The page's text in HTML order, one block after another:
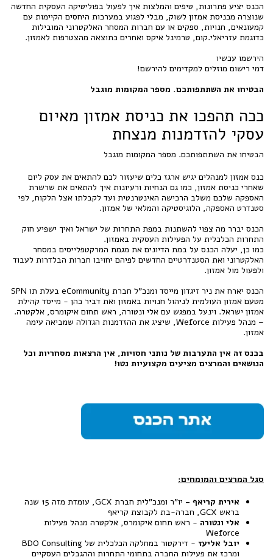
הכנס יציע פתרונות, טיפים והמלצות איך לפעול בפוליטיקה העסקית החדשה
שנוצרה מכניסת אמזון לשוק, מבלי לפגוע במערכות היחסים הקיימות עם
קמעונאים, חנויות, ספקים או עם חברות המסחר האלקטרוני המובילות
כדוגמת עזריאלי.קום, טרמינל איקס ואחרים כתוצאה מהצטרפות לאמזון.
הירשמו עכשיו
דמי רישום מוזלים למקדימים להירשם!
הבטיחו את השתתפותכם. מספר המקומות מוגבל
ככה תהפכו את כניסת אמזון מאיום
עסקי להזדמנות מנצחת
הבטיחו את השתתפותכם. מספר המקומות מוגבל
כנס אמזון למנהלים יגיש ארגז כלים שיעזור לכם להתאים את עסק ליום
שאחרי כניסת אמזון, כמו גם הנחיות ורעיונות איך להתאים את שרשרת
האספקה שלכם משלב הרכישה האינטרנטית ועד לקבלתו אצל הלקוח, לפי
סטנדרט האספקה, הלוגיסטיקה והמלאי של אמזון.
הכנס יברר מה צפוי להשתנות במפת התחרות של ישראל ואיך ישפיע חוק
התחרות הכלכלית על הפעילות העסקית באמזון.
כמו כן, יעלה הכנס על במת הדיונים את מגמת המרקטפלייסים במסחר
האלקטרוני ואת הסטנדרטיים החדשים לפיהם יחויבו חברות הבלדרות לעבוד
ולפעול מול אמזון.
הכנס יארח את ניר זיגדון מייסד ומנכ"ל חברת eCommunity בעלת תו SPN
מטעם אמזון העולמית לניהול חנויות באמזון ואת דביר כהן - מייסד קהילת
אמזון ישראל. וינעל במפגש עם אלי ונטורה, ראש תחום איקומרס, אלקטרה.
– מנהל פעילות Weforce, שיציג את ההזדמנות הגדולה שמביאה עימה
אמזון.
בכנס זה אין התערבות של נותני חסויות, אין הרצאות מסחריות וכל
הנושאים והמרצים מציעים מקצועיות נטו!
סגל המרצים והמומחים:
אירית קריאף -
יו"ר ומנכ"לית חברת GCX, עומדת מזה 15 שנה
בראש GCX, חברה-בת לקבוצת קריאף
אלי ונטורה - ראש תחום איקומרס, אלקטרה מנהל פעילות
Weforce
יובל אליעז
- דירקטור במחלקה הכלכלית של BDO Consulting
ומרכז את פעילות החברה בתחומי התחרות וההגבלים העסקיים